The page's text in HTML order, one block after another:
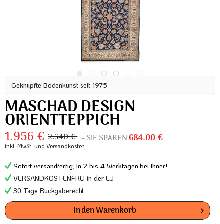
Geknüpfte Bodenkunst seit 1975
MASCHAD DESIGN
ORIENTTEPPICH
1.956 € 2.640 € – SIE SPAREN684,00 €
inkl. MwSt. und Versandkosten
Sofort versandfertig, In 2 bis 4 Werktagen bei Ihnen!
VERSANDKOSTENFREI in der EU
30 Tage Rückgaberecht
In denWarenkorb